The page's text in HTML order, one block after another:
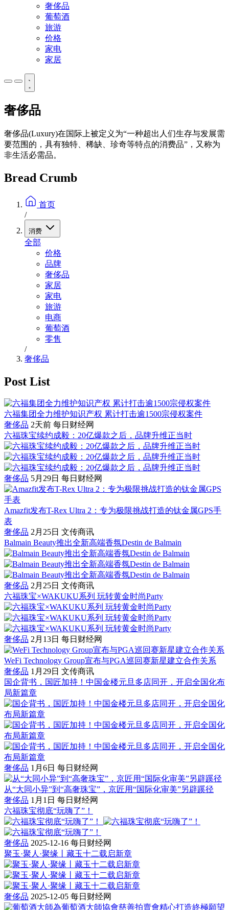
奢侈品
葡萄酒
旅游
价格
家电
家居
奢侈品
奢侈品(Luxury)在国际上被定义为“一种超出人们生存与发展需
要范围的，具有独特、稀缺、珍奇等特点的消费品”，又称为
非生活必需品。
Bread Crumb
首页
/
消费
全部
价格
品牌
奢侈品
家居
家电
旅游
电商
葡萄酒
零售
/
奢侈品
Post List
六福集团全力维护知识产权 累计打击逾1500宗侵权案件
奢侈品 2天前 每日财经网
六福珠宝续约成毅：20亿爆款之后，品牌升维正当时
奢侈品 5月29日 每日财经网
Amazfit发布T-Rex Ultra 2：专为极限挑战打造的钛金属GPS手
表
奢侈品 2月25日 文传商讯
Balmain Beauty推出全新高端香氛Destin de Balmain
奢侈品 2月25日 文传商讯
六福珠宝×WAKUKU系列 玩转黄金时尚Party
奢侈品 2月13日 每日财经网
WeFi Technology Group宣布与PGA巡回赛新星建立合作关系
奢侈品 1月29日 文传商讯
国企背书，国匠加持！中国金楼元旦多店同开，开启全国化布
局新篇章
奢侈品 1月6日 每日财经网
从“大同小异”到“高奢珠宝”，京匠用“国际化审美”另辟蹊径
奢侈品 1月1日 每日财经网
六福珠宝彻底“玩嗨了”！
奢侈品 2025-12-16 每日财经网
聚玉·聚人·聚缘丨藏玉十二载启新章
奢侈品 2025-12-05 每日财经网